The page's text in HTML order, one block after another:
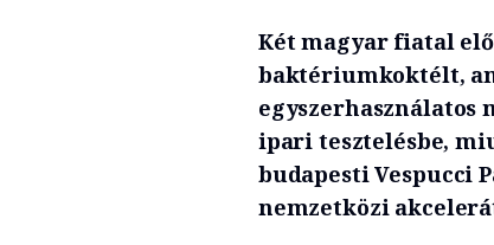
Két magyar fiatal
baktériumkoktélt,
egyszerhasználatos
ipari tesztelésbe,
budapesti Vespucci
nemzetközi